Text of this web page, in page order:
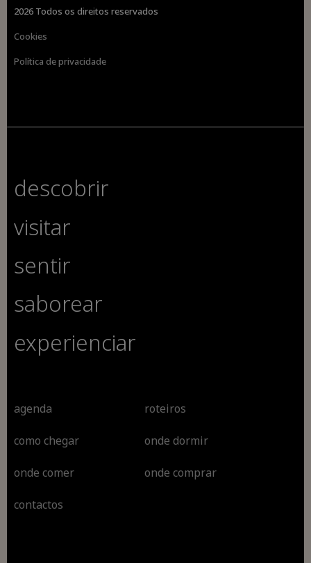
2026 Todos os direitos reservados
Cookies
Política de privacidade
descobrir
visitar
sentir
saborear
experienciar
agenda roteiros
como chegar onde dormir
onde comer onde comprar
contactos